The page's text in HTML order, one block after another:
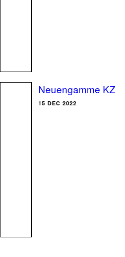
Neuengamme KZ
15 DEC 2022